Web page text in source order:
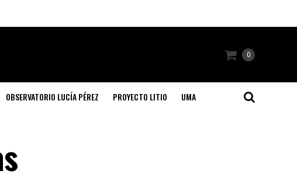
0
OBSERVATORIO LUCÍA PÉREZ PROYECTO LITIO UMA